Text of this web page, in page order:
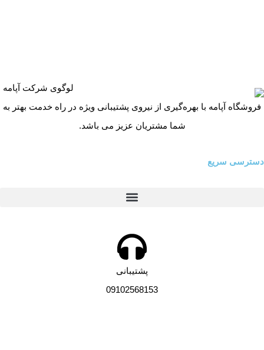
فروشگاه آپامه با بهره‌گیری از نیروی پشتیبانی ویژه در راه خدمت بهتر به
شما مشتریان عزیز می باشد.
دسترسی سریع
پشتیبانی
09102568153